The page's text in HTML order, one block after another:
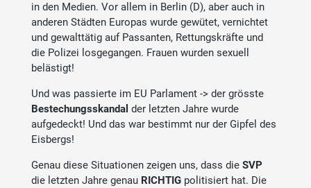
in den Medien. Vor allem in Berlin (D), aber auch in
anderen Städten Europas wurde gewütet, vernichtet
und gewalttätig auf Passanten, Rettungskräfte und
die Polizei losgegangen. Frauen wurden sexuell
belästigt!
Und was passierte im EU Parlament -> der grösste
Bestechungsskandal der letzten Jahre wurde
aufgedeckt! Und das war bestimmt nur der Gipfel des
Eisbergs!
Genau diese Situationen zeigen uns, dass die SVP
die letzten Jahre genau RICHTIG politisiert hat. Die